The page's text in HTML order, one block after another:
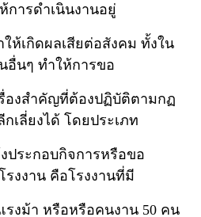
การดำเนินงานอยู่
ห้เกิดผลเสียต่อสังคม ทั้งใน
อื่นๆ ทำให้การขอ
องสำคัญที่ต้องปฏิบัติตามกฏ
เลี่ยงได้ โดยประเภท
ประกอบกิจการหรือขอ
งงาน คือโรงงานที่มี
รงม้า หรือหรือคนงาน 50 คน